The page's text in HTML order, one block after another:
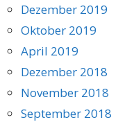
Dezember 2019
Oktober 2019
April 2019
Dezember 2018
November 2018
September 2018